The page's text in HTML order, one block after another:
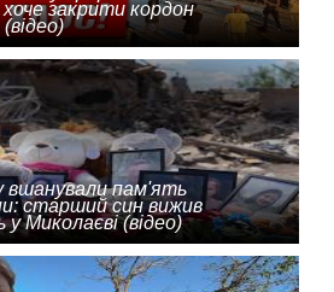
хоче закрити кордон
(відео)
вшанували пам'ять
старший син вижив
у Миколаєві (відео)